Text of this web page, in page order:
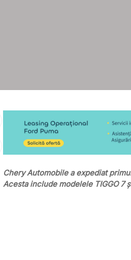
Chery Automobile a expediat
Acesta include modelele TIGGO 7